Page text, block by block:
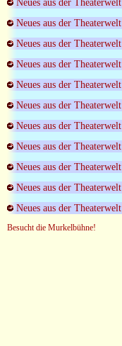
Neues aus der Theaterwelt
Neues aus der Theaterwelt
Neues aus der Theaterwelt
Neues aus der Theaterwelt
Neues aus der Theaterwelt
Neues aus der Theaterwelt
Neues aus der Theaterwelt
Neues aus der Theaterwelt
Neues aus der Theaterwelt
Neues aus der Theaterwelt
Neues aus der Theaterwelt
Besucht die Murkelbühne!